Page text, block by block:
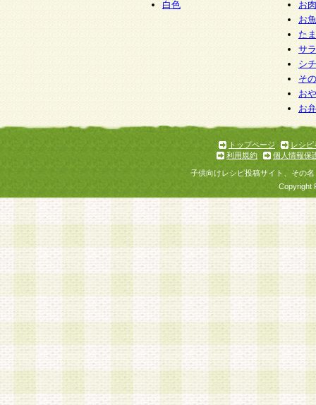
白色
お
お
た
サ
シ
そ
お
お
トップページ
レシピ
利用規約
個人情報保
子供向けレシピ投稿サイト、その
Copyright